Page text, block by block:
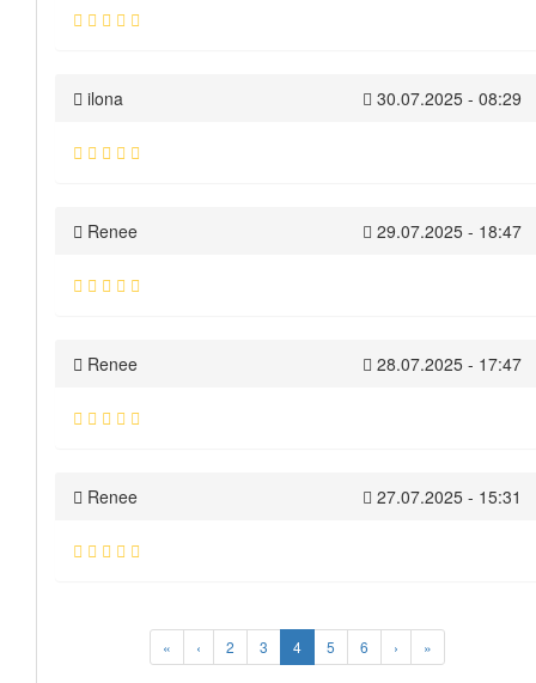
ilona 30.07.2025 - 08:29
Renee 29.07.2025 - 18:47
Renee 28.07.2025 - 17:47
Renee 27.07.2025 - 15:31
« ‹ 2 3 4 5 6 › »